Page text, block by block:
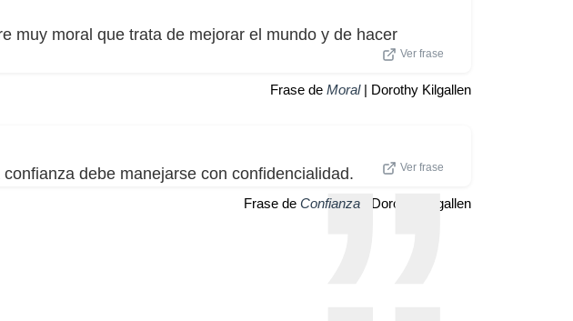
muy moral que trata de mejorar el mundo y de hacer
Ver frase
Frase de Moral| Dorothy Kilgallen
debe manejarse con confidencialidad. Ver frase
Frase de Confianza | Dorothy Kilgallen